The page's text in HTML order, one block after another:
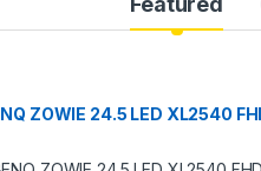
ZOWIE 24.5 LED XL2540